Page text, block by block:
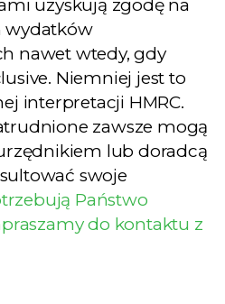
uzyskują zgodę na
wydatków
nawet wtedy, gdy
Niemniej jest to
interpretacji HMRC.
zawsze mogą
lub doradcą
swoje
Państwo
do kontaktu z